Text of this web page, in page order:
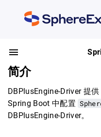
简介
DBPlusEngine-Driver 提
Spring Boot 中配置
DBPlusEngine-Driver。